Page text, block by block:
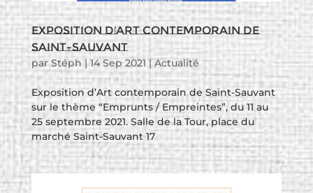
Exposition d’Art contemporain de
Saint-Sauvant
par Stéph |14 Sep 2021 |Actualité
Exposition d’Art contemporain de Saint-Sauvant
sur le thème “Emprunts / Empreintes”, du 11 au
25 septembre 2021. Salle de la Tour, place du
marché Saint-Sauvant 17